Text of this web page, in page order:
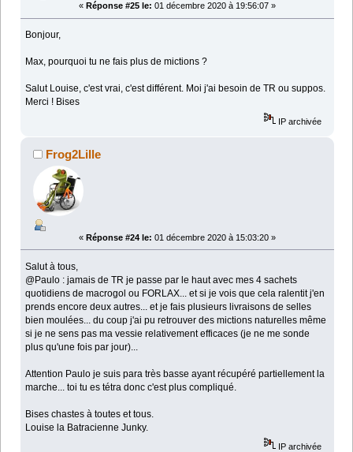
« Réponse #25 le: 01 décembre 2020 à 19:56:07 »
Bonjour,
Max, pourquoi tu ne fais plus de mictions ?
Salut Louise, c'est vrai, c'est différent. Moi j'ai besoin de TR ou suppos.
Merci ! Bises
IP archivée
Frog2Lille
« Réponse #24 le: 01 décembre 2020 à 15:03:20 »
Salut à tous,
@Paulo : jamais de TR je passe par le haut avec mes 4 sachets
quotidiens de macrogol ou FORLAX... et si je vois que cela ralentit j'en
prends encore deux autres... et je fais plusieurs livraisons de selles
bien moulées... du coup j'ai pu retrouver des mictions naturelles même
si je ne sens pas ma vessie relativement efficaces (je ne me sonde
plus qu'une fois par jour)...
Attention Paulo je suis para très basse ayant récupéré partiellement la
marche... toi tu es tétra donc c'est plus compliqué.
Bises chastes à toutes et tous.
Louise la Batracienne Junky.
IP archivée